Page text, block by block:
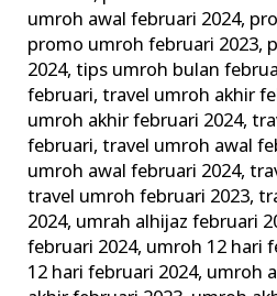
umroh awal februari 2024,
promo umroh februari 2023,
2024,tips umroh bulan
februari,travel umroh akhir
umroh akhir februari 2024,
februari,travel umroh awal
umroh awal februari 2024,
travel umroh februari 2023,
2024, umrah alhijaz februari
februari 2024, umroh 12 hari
12 hari februari 2024, umroh